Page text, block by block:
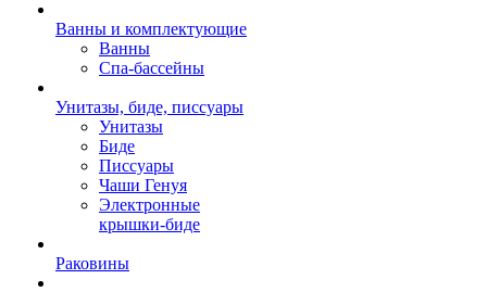
Ванны и комплектующие
Ванны
Спа-бассейны
Унитазы, биде, писсуары
Унитазы
Биде
Писсуары
Чаши Генуя
Электронные
крышки-биде
Раковины